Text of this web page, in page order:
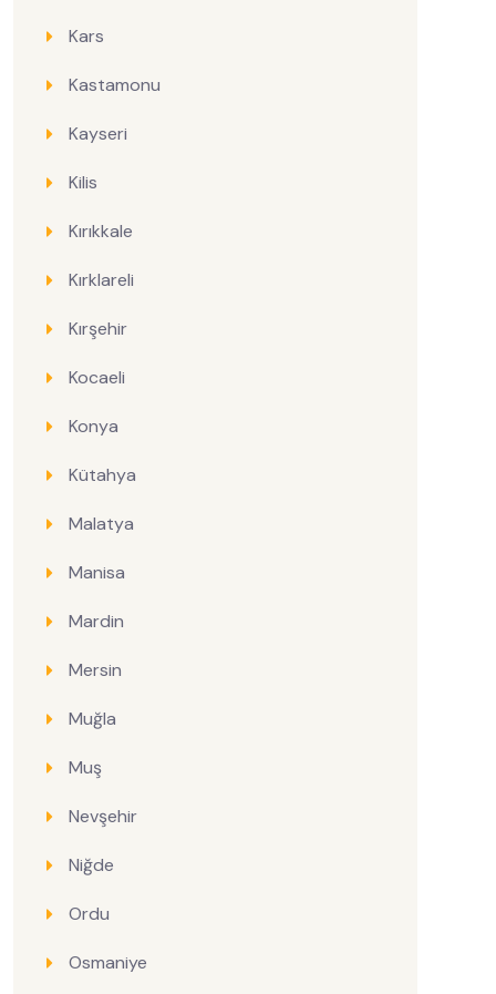
Kars
Kastamonu
Kayseri
Kilis
Kırıkkale
Kırklareli
Kırşehir
Kocaeli
Konya
Kütahya
Malatya
Manisa
Mardin
Mersin
Muğla
Muş
Nevşehir
Niğde
Ordu
Osmaniye